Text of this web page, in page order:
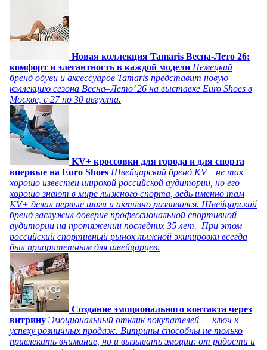
Новая коллекция Tamaris Весна-Лето 26:
комфорт и элегантность в каждой модели Немецкий
бренд обуви и аксессуаров Tamaris представит новую
коллекцию сезона Весна–Лето’ 26 на выставке Euro Shoes в
Москве, с 27 по 30 августа.
KV+ кроссовки для города и для спорта
впервые на Euro Shoes Швейцарский бренд KV+ не так
хорошо известен широкой российской аудитории, но его
хорошо знают в мире лыжного спорта, ведь именно там
KV+ делал первые шаги и активно развивался. Швейцарский
бренд заслужил доверие профессиональной спортивной
аудитории на протяжении последних 35 лет. При этом
российский спортивный рынок лыжной экипировки всегда
был приоритетным для швейцарцев.
Создание эмоционального контакта через
витрину Эмоциональный отклик покупателей — ключ к
успеху розничных продаж. Витрины способны не только
привлекать внимание, но и вызывать эмоции: от радости и